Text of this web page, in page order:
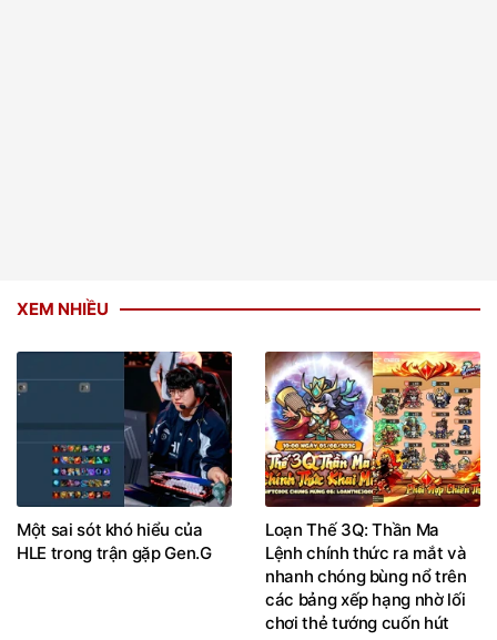
XEM NHIỀU
Một sai sót khó hiểu của
HLE trong trận gặp Gen.G
Loạn Thế 3Q: Thần Ma
Lệnh chính thức ra mắt và
nhanh chóng bùng nổ trên
các bảng xếp hạng nhờ lối
chơi thẻ tướng cuốn hút